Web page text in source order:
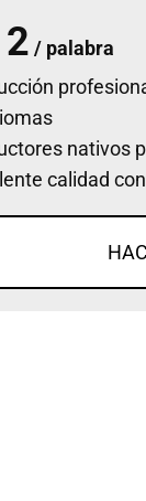
/ palabra
nativos
calidad